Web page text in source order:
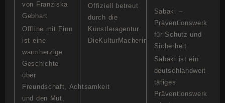
von Franziska
Gebhart
Offline mit Finn
ist eine
warmherzige
Geschichte
über
Freundschaft, Achtsamkeit
und den Mut,
Offiziell betreut
durch die
Künstleragentur
DieKulturMacherin
Sabaki –
Präventionswerk
für Schutz und
Sicherheit
Sabaki ist ein
deutschlandweit
tätiges
Präventionswerk